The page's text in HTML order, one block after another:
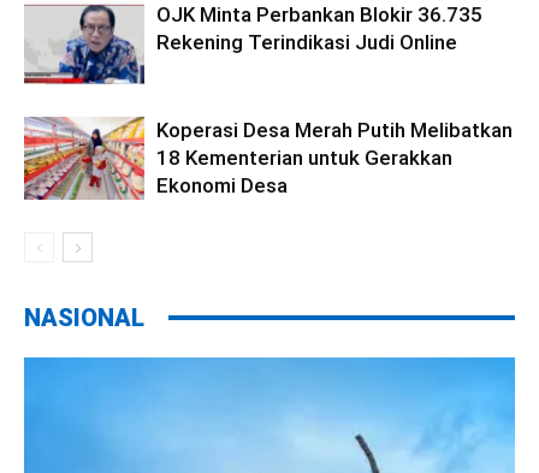
OJK Minta Perbankan Blokir 36.735
Rekening Terindikasi Judi Online
Koperasi Desa Merah Putih Melibatkan
18 Kementerian untuk Gerakkan
Ekonomi Desa
NASIONAL